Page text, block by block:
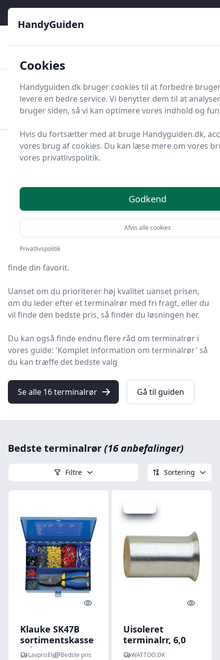
HandyGuiden
Søg nu
Søg nu
Forside Renovering og Byggeri
Værktøj
Håndværktøj
Rør og Rørværktøj
Bedste terminalrør - 16
anbefalinger
Leder du efter de bedste terminalrør? På
HandyGuiden har vi udvalgt 16 produkter, så du let kan
finde din favorit.
Uanset om du prioriterer høj kvalitet uanset prisen,
om du leder efter et terminalrør med fri fragt, eller du
vil finde den bedste pris, så finder du løsningen her.
Du kan også finde endnu flere råd om terminalrør i
vores guide: 'Komplet information om terminalrør' så
du kan træffe det bedste valg
Se alle 16 terminalrør Gå til guiden
Bedste terminalrør(16 anbefalinger)
Filtre Sortering
Quick look
Klauke SK47B
sortimentskasse
stål, med
LavprisEl Bedste pris
Quick
Uisoleret
terminalrr, 6,0
mm / 12,0 mm -
WATTOO.DK
HandyGuiden
Cookies
Handyguiden.dk bruger cookies til at forbedre
levere en bedre service. Vi benytter dem til at
bruger siden, så vi kan optimere vores indhold og
Hvis du fortsætter med at bruge Handyguiden.dk,
vores brug af cookies. Du kan læse mere om vores
vores privatlivspolitik.
Godkend
Afvis alle cookies
Privatlivspolitik